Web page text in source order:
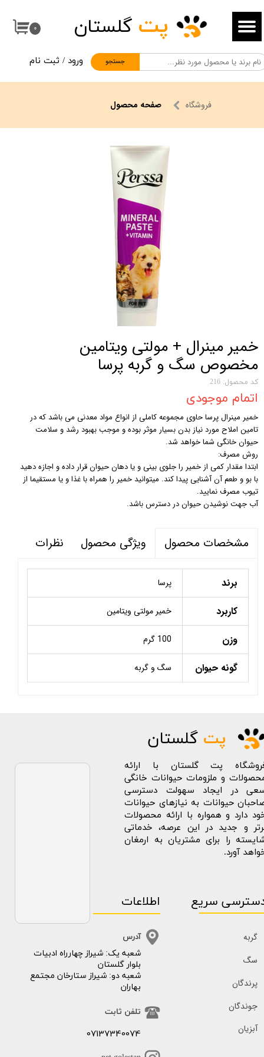
۰
جستجو
پت گلستان
ورود / ثبت نام
حساب کاربری من
تغییر گذر واژه
سفارشات
خروج از حساب کاربری
فروشگاه صفحه محصول
خمیر مینرال + مولتی ویتامین
مخصوص سگ و گربه پرسا
کد محصول: 216
اتمام موجودی
خمیر مینرال پرسا حاوی مجموعه کاملی از انواع مواد معدنی می باشد که در
تامین املاح مورد نیاز بدن بسیار موثر بوده و موجب بهبود رشد و سلامت
حیوان خانگی شما خواهد شد.
روش مصرف:
ابتدا مقدار کمی از خمیر را جلوی بینی و یا دهان حیوان قرار داده و اجازه دهید
با بو و طعم آن آشنایی پیدا کند. میتوانید خمیر را همراه با غذا و یا مستقیما از
تیوب مصرف نمایید.
آب جهت نوشیدن حیوان در دسترس باشد.
مشخصات محصول ویژگی محصول نظرات
برند پرسا
کاربرد خمیر مولتی ویتامین
وزن 100 گرم
گونه حیوان سگ و گربه
پت گلستان
پت گلستان با ارائه
و ملزومات حیوانات خانگی
در ایجاد سهولت دسترسی
حیوانات به نیازهای حیوانات
دارد و همواره با ارائه محصولات
و جدید در این عرصه، خدماتی
را برای مشتریان به ارمغان
آورد.
سریع
گربه
سگ
پرندگان
جوندگان
آبزیان
​​شعبه یک: شیراز چهارراه ادبیات
بلوار گلستان
شعبه دو: شیراز ستارخان مجتمع
بهاران
اطلاعات
آدرس
تلفن ثابت
07137340074